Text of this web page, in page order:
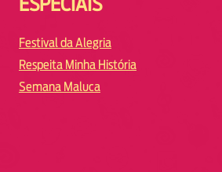
Festival da Alegria
Respeita Minha História
Semana Maluca